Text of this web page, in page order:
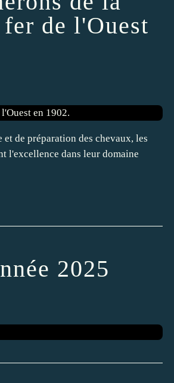
de l'Ouest
de préparation des chevaux, les
l'excellence dans leur domaine
2025